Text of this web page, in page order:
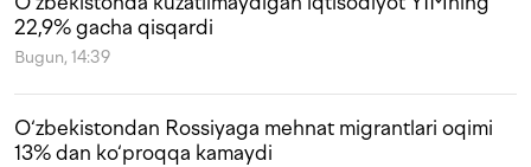
22,9% gacha qisqardi
Bugun, 14:39
O‘zbekistondan Rossiyaga mehnat migrantlari oqimi
13% dan ko‘proqqa kamaydi